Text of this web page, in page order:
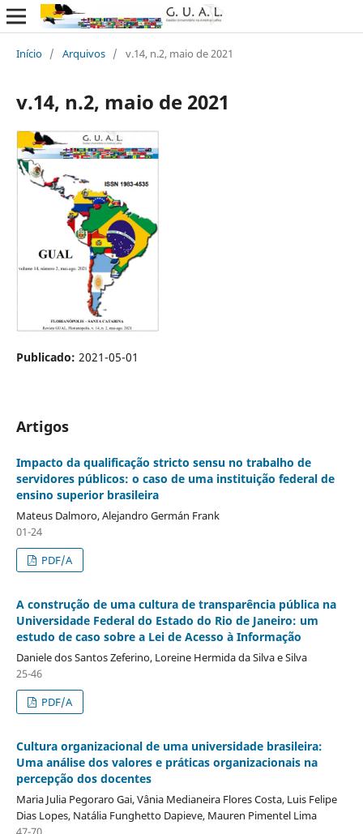
Início / Arquivos / v.14, n.2, maio de 2021
v.14, n.2, maio de 2021
Publicado: 2021-05-01
Artigos
Impacto da qualificação stricto sensu no trabalho de
servidores públicos: o caso de uma instituição federal de
ensino superior brasileira
Mateus Dalmoro, Alejandro Germán Frank
01-24
PDF/A
A construção de uma cultura de transparência pública na
Universidade Federal do Estado do Rio de Janeiro: um
estudo de caso sobre a Lei de Acesso à Informação
Daniele dos Santos Zeferino, Loreine Hermida da Silva e Silva
25-46
PDF/A
Cultura organizacional de uma universidade brasileira:
Uma análise dos valores e práticas organizacionais na
percepção dos docentes
Maria Julia Pegoraro Gai, Vânia Medianeira Flores Costa, Luis Felipe
Dias Lopes, Natália Funghetto Dapieve, Mauren Pimentel Lima